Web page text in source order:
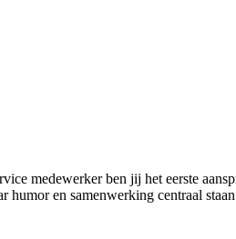
medewerker ben jij het eerste
en samenwerking centraal